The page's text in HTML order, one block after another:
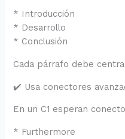
* Introducción
* Desarrollo
* Conclusión
Cada párrafo debe
✔️ Usa conectores
En un C1 esperan
* Furthermore